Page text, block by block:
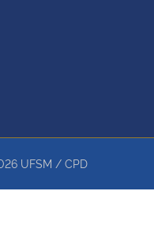
UFSM / CPD